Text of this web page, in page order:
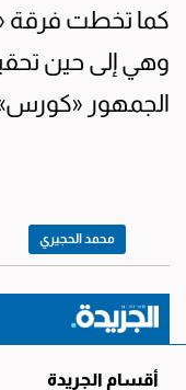
كما تخطت فرقة
وهي إلى حين
الجمهور «كورس»
محمد الحجيري
أقسام الجريدة